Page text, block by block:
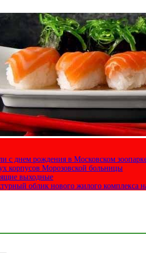
с днем рождения в Московском
корпусов Морозовской больницы
выходные
облик нового жилого комплекса